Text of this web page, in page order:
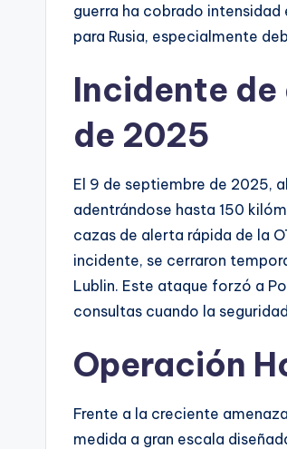
guerra ha cobrado
para Rusia, especialmente
Incidente de
de 2025
El 9 de septiembre de 2025,
adentrándose hasta 150
cazas de alerta rápida de la
incidente, se cerraron
Lublin. Este ataque forzó a
consultas cuando la
Operación
Frente a la creciente
medida a gran escala